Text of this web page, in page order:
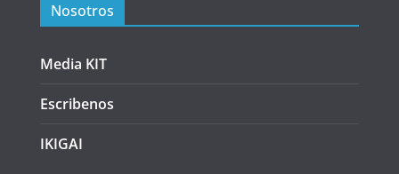
Nosotros
Media KIT
Escribenos
IKIGAI